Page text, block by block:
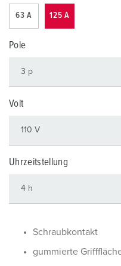
63 A 125 A
Pole
Volt
Uhrzeitstellung
Schraubkontakt
gummierte